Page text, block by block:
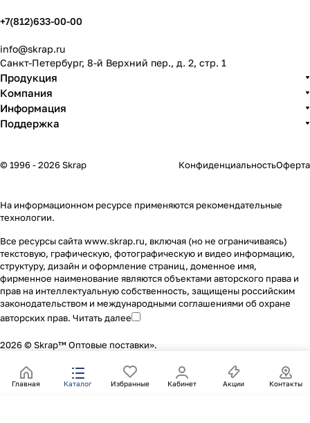
+7(812)633-00-00
info@skrap.ru
Санкт-Петербург, 8-й Верхний пер., д. 2, стр. 1
Продукция
Компания
Информация
Поддержка
© 1996 - 2026 Skrap КонфиденциальностьОферта
На информационном ресурсе применяются рекомендательные
технологии.
Все ресурсы сайта www.skrap.ru, включая (но не ограничиваясь)
текстовую, графическую, фотографическую и видео информацию,
структуру, дизайн и оформление страниц, доменное имя,
фирменное наименование являются объектами авторского права и
прав на интеллектуальную собственность, защищены российским
законодательством и международными соглашениями об охране
авторских прав. Читать далее
2026 © Skrap™ Оптовые поставки».
Главная Каталог Избранные Кабинет Акции Контакты